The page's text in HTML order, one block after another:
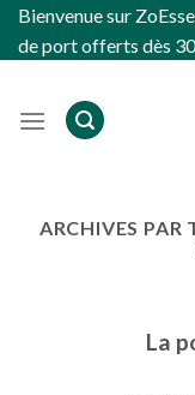
SkipBienvenue sur
de port offerts dès
ARCHIVES PAR
La